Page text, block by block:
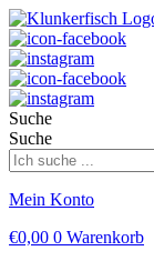
Suche
Suche
Mein Konto
€0,00 0 Warenkorb